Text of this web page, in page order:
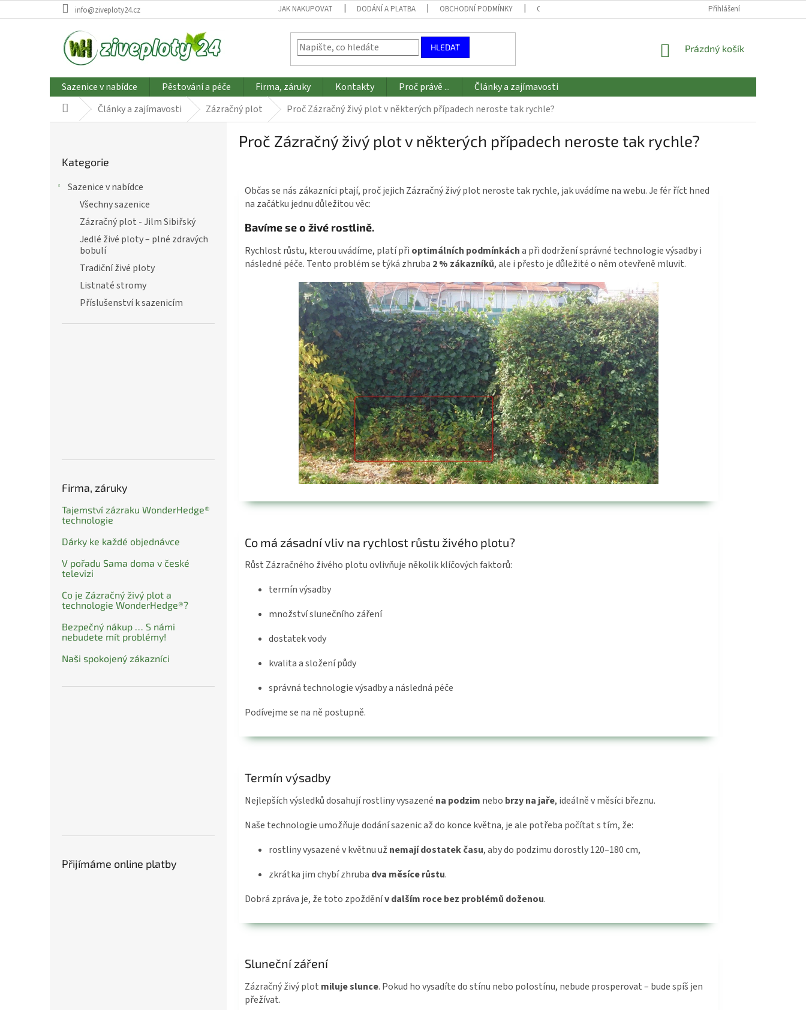
na
info@ziveploty24.cz JAK NAKUPOVAT DODÁNÍ A PLATBA OBCHODNÍ PODMÍNKY OCHRANA OSOBNÍCH ÚDAJŮ REKLAMAČNÍ ŘÁD BEZPEČNÝ NÁKUP
Přihlášení
HLEDAT
NÁKUPNÍ
Prázdný košík
Sazenice v nabídce Pěstování a péče Firma, záruky Kontakty Proč právě ...
Články a zajímavosti
Domů Články a zajímavosti Zázračný plot Proč Zázračný živý plot v některých případech neroste tak rychle?
kategorie
Kategorie
Sazenice v nabídce
Všechny sazenice
Zázračný plot - Jilm Sibiřský
Jedlé živé ploty – plné zdravých
bobulí
Tradiční živé ploty
Listnaté stromy
Příslušenství k sazenicím
Firma, záruky
Tajemství zázraku WonderHedge®
technologie
Dárky ke každé objednávce
V pořadu Sama doma v české
televizi
Co je Zázračný živý plot a
technologie WonderHedge®?
Bezpečný nákup … S námi
nebudete mít problémy!
Naši spokojený zákazníci
Přijímáme online platby
Proč Zázračný živý plot v některých případech neroste tak rychle?
Občas se nás zákazníci ptají, proč jejich Zázračný živý plot neroste tak rychle, jak uvádíme na webu. Je fér říct hned
na začátku jednu důležitou věc:
Bavíme se o živé rostlině.
Rychlost růstu, kterou uvádíme, platí při optimálních podmínkácha při dodržení správné technologie výsadby i
následné péče. Tento problém se týká zhruba 2 % zákazníků, ale i přesto je důležité o něm otevřeně mluvit.
Co má zásadní vliv na rychlost růstu živého plotu?
Růst Zázračného živého plotu ovlivňuje několik klíčových faktorů:
termín výsadby
množství slunečního záření
dostatek vody
kvalita a složení půdy
správná technologie výsadby a následná péče
Podívejme se na ně postupně.
Termín výsadby
Nejlepších výsledků dosahují rostliny vysazené na podzim nebo brzy na jaře, ideálně v měsíci březnu.
Naše technologie umožňuje dodání sazenic až do konce května, je ale potřeba počítat s tím, že:
rostliny vysazené v květnu už nemají dostatek času, aby do podzimu dorostly 120–180 cm,
zkrátka jim chybí zhruba dva měsíce růstu.
Dobrá zpráva je, že toto zpožděnív dalším roce bez problémů doženou.
Sluneční záření
Zázračný živý plot miluje slunce. Pokud ho vysadíte do stínu nebo polostínu, nebude prosperovat – bude spíš jen
přežívat.